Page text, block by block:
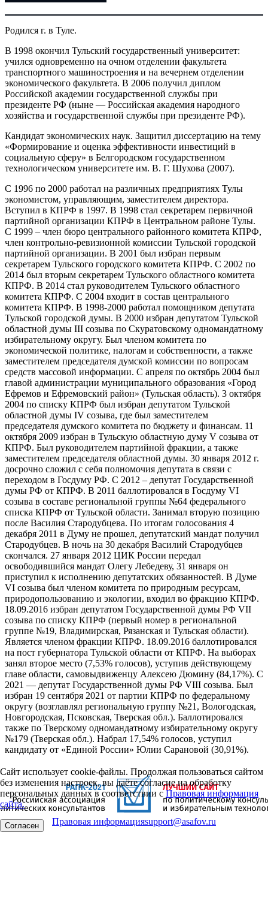
Родился г. в Туле.
В 1998 окончил Тульский государственный университет:
учился одновременно на очном отделении факультета
транспортного машиностроения и на вечернем отделении
экономического факультета. В 2006 получил диплом
Российской академии государственной службы при
президенте РФ (ныне — Российская академия народного
хозяйства и государственной службы при президенте РФ).
Кандидат экономических наук. Защитил диссертацию на тему
«Формирование и оценка эффективности инвестиций в
социальную сферу» в Белгородском государственном
технологическом университете им. В. Г. Шухова (2007).
С 1996 по 2000 работал на различных предприятиях Тулы
экономистом, управляющим, заместителем директора.
Вступил в КПРФ в 1997. В 1998 стал секретарем первичной
партийной организации КПРФ в Центральном районе Тулы.
С 1999 – член бюро центрального районного комитета КПРФ,
член контрольно-ревизионной комиссии Тульской городской
партийной организации. В 2001 был избран первым
секретарем Тульского городского комитета КПРФ. С 2002 по
2014 был вторым секретарем Тульского областного комитета
КПРФ. В 2014 стал руководителем Тульского областного
комитета КПРФ. С 2004 входит в состав центрального
комитета КПРФ. В 1998-2000 работал помощником депутата
Тульской городской думы. В 2000 избран депутатом Тульской
областной думы III созыва по Скуратовскому одномандатному
избирательному округу. Был членом комитета по
экономической политике, налогам и собственности, а также
заместителем председателя думской комиссии по вопросам
средств массовой информации. С апреля по октябрь 2004 был
главой администрации муниципального образования «Город
Ефремов и Ефремовский район» (Тульская область). 3 октября
2004 по списку КПРФ был избран депутатом Тульской
областной думы IV созыва, где был заместителем
председателя думского комитета по бюджету и финансам. 11
октября 2009 избран в Тульскую областную думу V созыва от
КПРФ. Был руководителем партийной фракции, а также
заместителем председателя областной думы. 30 января 2012 г.
досрочно сложил с себя полномочия депутата в связи с
переходом в Госдуму РФ. С 2012 – депутат Государственной
думы РФ от КПРФ. В 2011 баллотировался в Госдуму VI
созыва в составе региональной группы №64 федерального
списка КПРФ от Тульской области. Занимал вторую позицию
после Василия Стародубцева. По итогам голосования 4
декабря 2011 в Думу не прошел, депутатский мандат получил
Стародубцев. В ночь на 30 декабря Василий Стародубцев
скончался. 27 января 2012 ЦИК России передал
освободившийся мандат Олегу Лебедеву, 31 января он
приступил к исполнению депутатских обязанностей. В Думе
VI созыва был членом комитета по природным ресурсам,
природопользованию и экологии, входил во фракцию КПРФ.
18.09.2016 избран депутатом Государственной думы РФ VII
созыва по списку КПРФ (первый номер в региональной
группе №19, Владимирская, Рязанская и Тульская области).
Является членом фракции КПРФ. 18.09.2016 баллотировался
на пост губернатора Тульской области от КПРФ. На выборах
занял второе место (7,53% голосов), уступив действующему
главе области, самовыдвиженцу Алексею Дюмину (84,17%). С
2021 — депутат Государственной думы РФ VIII созыва. Был
избран 19 сентября 2021 от партии КПРФ по федеральному
округу (возглавлял региональную группу №21, Вологодская,
Новгородская, Псковская, Тверская обл.). Баллотировался
также по Тверскому одномандатному избирательному округу
№179 (Тверская обл.). Набрал 17,54% голосов, уступил
кандидату от «Единой России» Юлии Сарановой (30,91%).
Сайт использует cookie-файлы. Продолжая пользоваться сайтом
без изменения настроек, вы даёте согласие на обработку
персональных данных в соответствии сПравовая информация
сайта.
Согласен Правовая информацияsupport@asafov.ru